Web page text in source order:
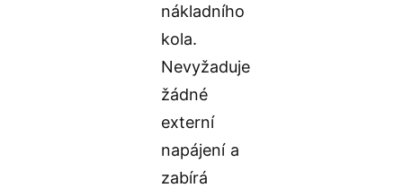
nákladního
kola.
Nevyžaduje
žádné
externí
napájení a
zabírá